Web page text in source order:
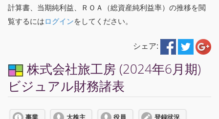
計算書、当期純利益、ＲＯＡ（総資産純利益率）の推移を閲
覧するにはログインをしてください。
シェア:
株式会社旅工房 (2024年6月期)
ビジュアル財務諸表